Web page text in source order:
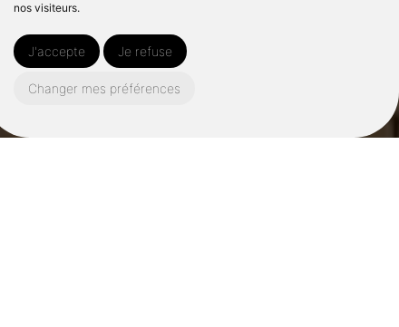
nos visiteurs.
J'accepte Je refuse
Changer mes préférences